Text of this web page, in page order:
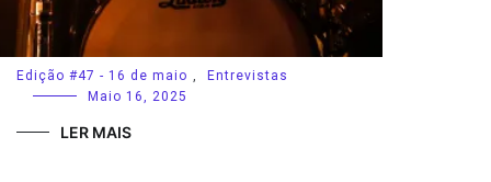
Edição #47 - 16 de maio ,
Entrevistas
Maio 16, 2025
LER MAIS